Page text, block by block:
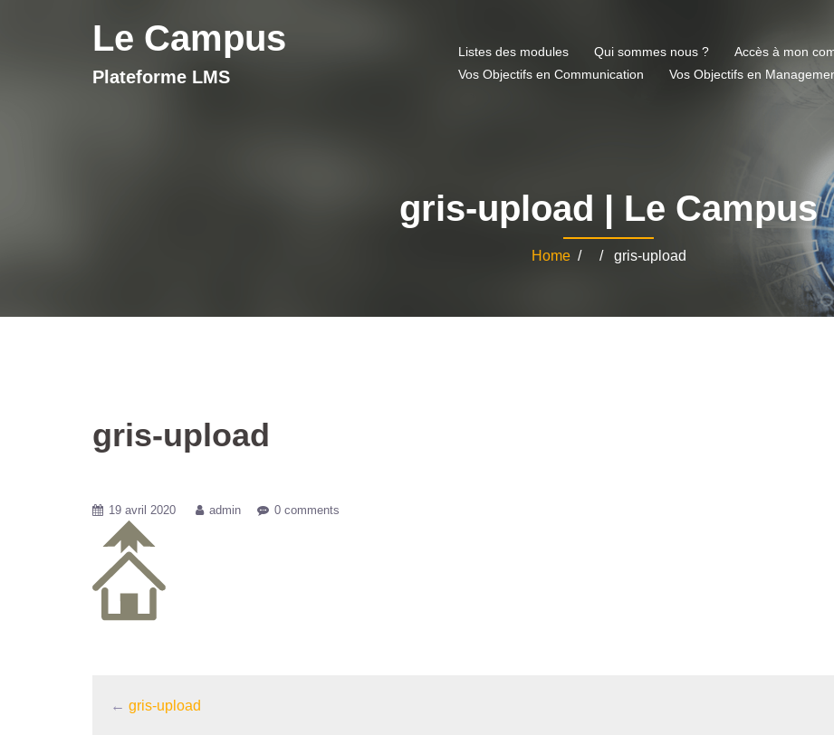
Le Campus
Plateforme LMS
Listes des modules Qui sommes nous ? Accès à mon
Vos Objectifs en Communication
Vos Objectifs en
gris-upload | Le Campus
Home/ / gris-upload
gris-upload
19 avril 2020 admin 0 comments
← gris-upload